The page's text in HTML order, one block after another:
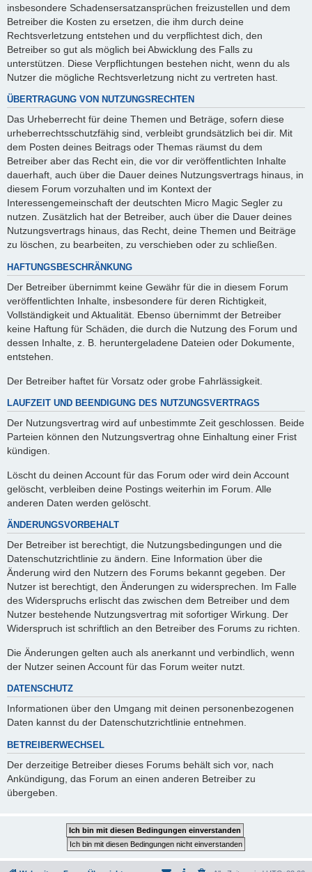
insbesondere Schadensersatzansprüchen freizustellen und dem
Betreiber die Kosten zu ersetzen, die ihm durch deine
Rechtsverletzung entstehen und du verpflichtest dich, den
Betreiber so gut als möglich bei Abwicklung des Falls zu
unterstützen. Diese Verpflichtungen bestehen nicht, wenn du als
Nutzer die mögliche Rechtsverletzung nicht zu vertreten hast.
ÜBERTRAGUNG VON NUTZUNGSRECHTEN
Das Urheberrecht für deine Themen und Beträge, sofern diese
urheberrechtsschutzfähig sind, verbleibt grundsätzlich bei dir. Mit
dem Posten deines Beitrags oder Themas räumst du dem
Betreiber aber das Recht ein, die vor dir veröffentlichten Inhalte
dauerhaft, auch über die Dauer deines Nutzungsvertrags hinaus, in
diesem Forum vorzuhalten und im Kontext der
Interessengemeinschaft der deutschten Micro Magic Segler zu
nutzen. Zusätzlich hat der Betreiber, auch über die Dauer deines
Nutzungsvertrags hinaus, das Recht, deine Themen und Beiträge
zu löschen, zu bearbeiten, zu verschieben oder zu schließen.
HAFTUNGSBESCHRÄNKUNG
Der Betreiber übernimmt keine Gewähr für die in diesem Forum
veröffentlichten Inhalte, insbesondere für deren Richtigkeit,
Vollständigkeit und Aktualität. Ebenso übernimmt der Betreiber
keine Haftung für Schäden, die durch die Nutzung des Forum und
dessen Inhalte, z. B. heruntergeladene Dateien oder Dokumente,
entstehen.
Der Betreiber haftet für Vorsatz oder grobe Fahrlässigkeit.
LAUFZEIT UND BEENDIGUNG DES NUTZUNGSVERTRAGS
Der Nutzungsvertrag wird auf unbestimmte Zeit geschlossen. Beide
Parteien können den Nutzungsvertrag ohne Einhaltung einer Frist
kündigen.
Löscht du deinen Account für das Forum oder wird dein Account
gelöscht, verbleiben deine Postings weiterhin im Forum. Alle
anderen Daten werden gelöscht.
ÄNDERUNGSVORBEHALT
Der Betreiber ist berechtigt, die Nutzungsbedingungen und die
Datenschutzrichtlinie zu ändern. Eine Information über die
Änderung wird den Nutzern des Forums bekannt gegeben. Der
Nutzer ist berechtigt, den Änderungen zu widersprechen. Im Falle
des Widerspruchs erlischt das zwischen dem Betreiber und dem
Nutzer bestehende Nutzungsvertrag mit sofortiger Wirkung. Der
Widerspruch ist schriftlich an den Betreiber des Forums zu richten.
Die Änderungen gelten auch als anerkannt und verbindlich, wenn
der Nutzer seinen Account für das Forum weiter nutzt.
DATENSCHUTZ
Informationen über den Umgang mit deinen personenbezogenen
Daten kannst du der Datenschutzrichtlinie entnehmen.
BETREIBERWECHSEL
Der derzeitige Betreiber dieses Forums behält sich vor, nach
Ankündigung, das Forum an einen anderen Betreiber zu
übergeben.